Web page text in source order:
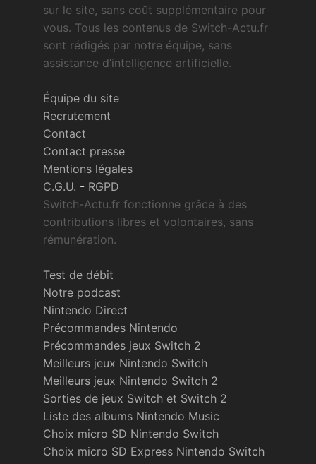
sur le site, sans coût supplémentaire pour
vous. Tous les contenus de Switch-Actu.fr
sont rédigés par notre équipe, sans
assistance d’intelligence artificielle.
Équipe du site
Recrutement
Contact
Contact presse
Mentions légales
C.G.U. - RGPD
Switch-Actu.fr fonctionne grâce à des
contributions libres et volontaires, sans
rémunération.
Test de débit
Notre podcast
Nintendo Direct
Précommandes Nintendo
Précommandes jeux Switch 2
Meilleurs jeux Nintendo Switch
Meilleurs jeux Nintendo Switch 2
Sorties de jeux Switch et Switch 2
Liste des albums Nintendo Music
Choix micro SD Nintendo Switch
Choix micro SD Express Nintendo Switch